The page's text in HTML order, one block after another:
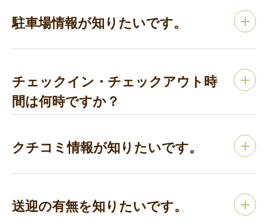
駐車場情報が知りたいです。
チェックイン・チェックアウト時
間は何時ですか？
クチコミ情報が知りたいです。
送迎の有無を知りたいです。